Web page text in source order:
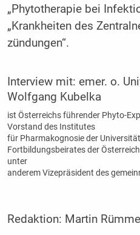
„Phytotherapie bei
„Krankheiten des
zündungen“.
Interview mit: emer. o.
Wolfgang Kubelka
ist Österreichs führender Phyto-
Vorstand des Institutes
für Pharmakognosie der
Fortbildungsbeirates der
unter
anderem Vizepräsident des
Redaktion: Martin